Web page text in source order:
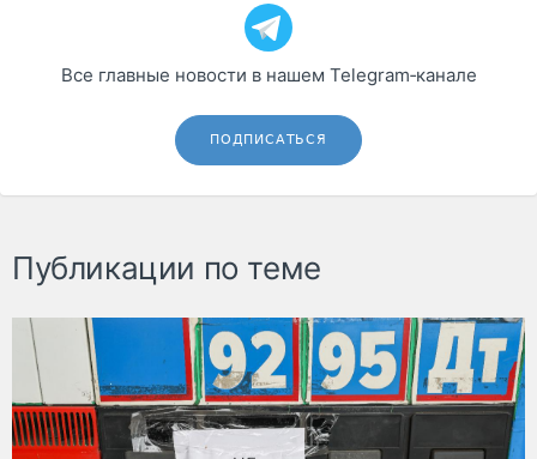
Все главные новости в нашем Telegram‑канале
ПОДПИСАТЬСЯ
Публикации по теме